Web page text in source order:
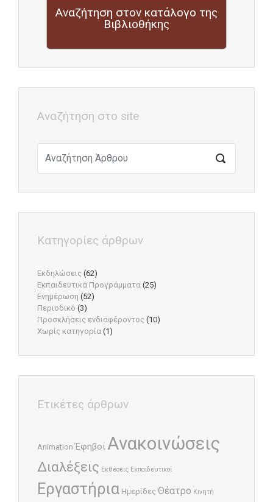
Αναζήτηση στον κατάλογο της
Βιβλιοθήκης
Αναζήτηση στο site
Κατηγορίες άρθρων
Εκδηλώσεις (62)
Εκπαιδευτικά Προγράμματα (25)
Ενημέρωση (52)
Περιοδικό (3)
Προσκλήσεις ενδιαφέροντος (10)
Χωρίς κατηγορία (1)
Ετικέτες άρθρων
Animation ΈφηβοιΑνακοινώσεις
Διαλέξεις Εκθέσεις Εκπαιδευτικοί
Εργαστήρια Ημερίδες Θέατρο Κινητή